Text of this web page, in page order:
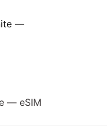
— eSIM